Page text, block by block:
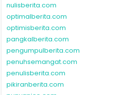
nulisberita.com
optimalberita.com
optimisberita.com
pangkalberita.com
pengumpulberita.com
penuhsemangat.com
penulisberita.com
pikiranberita.com